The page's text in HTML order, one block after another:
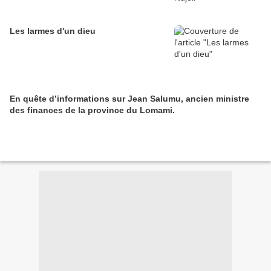
Les larmes d'un dieu
En quête d’informations sur Jean Salumu, ancien ministre
des finances de la province du Lomami.